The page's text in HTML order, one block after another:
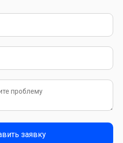
заявку